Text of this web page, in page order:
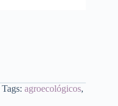
Tags: agroecológicos,